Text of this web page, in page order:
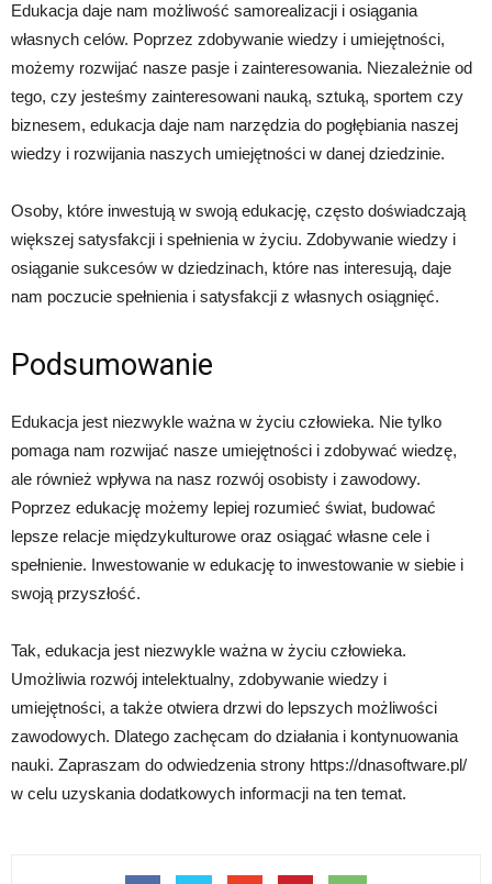
Edukacja daje nam możliwość samorealizacji i osiągania
własnych celów. Poprzez zdobywanie wiedzy i umiejętności,
możemy rozwijać nasze pasje i zainteresowania. Niezależnie od
tego, czy jesteśmy zainteresowani nauką, sztuką, sportem czy
biznesem, edukacja daje nam narzędzia do pogłębiania naszej
wiedzy i rozwijania naszych umiejętności w danej dziedzinie.
Osoby, które inwestują w swoją edukację, często doświadczają
większej satysfakcji i spełnienia w życiu. Zdobywanie wiedzy i
osiąganie sukcesów w dziedzinach, które nas interesują, daje
nam poczucie spełnienia i satysfakcji z własnych osiągnięć.
Podsumowanie
Edukacja jest niezwykle ważna w życiu człowieka. Nie tylko
pomaga nam rozwijać nasze umiejętności i zdobywać wiedzę,
ale również wpływa na nasz rozwój osobisty i zawodowy.
Poprzez edukację możemy lepiej rozumieć świat, budować
lepsze relacje międzykulturowe oraz osiągać własne cele i
spełnienie. Inwestowanie w edukację to inwestowanie w siebie i
swoją przyszłość.
Tak, edukacja jest niezwykle ważna w życiu człowieka.
Umożliwia rozwój intelektualny, zdobywanie wiedzy i
umiejętności, a także otwiera drzwi do lepszych możliwości
zawodowych. Dlatego zachęcam do działania i kontynuowania
nauki. Zapraszam do odwiedzenia strony https://dnasoftware.pl/
w celu uzyskania dodatkowych informacji na ten temat.